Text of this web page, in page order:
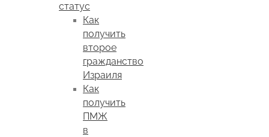
статус
Как
получить
второе
гражданство
Израиля
Как
получить
ПМЖ
в